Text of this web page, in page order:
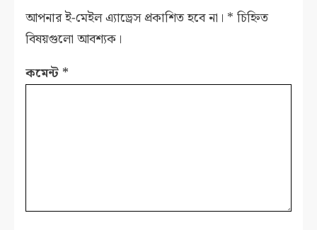
আপনার ই-মেইল এ্যাড্রেস প্রকাশিত হবে না। * চিহ্নিত
বিষয়গুলো আবশ্যক।
কমেন্ট *